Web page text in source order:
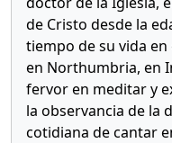
de Cristo desde la
tiempo de su vida
en Northumbria, en
fervor en meditar y
la observancia de la
cotidiana de cantar